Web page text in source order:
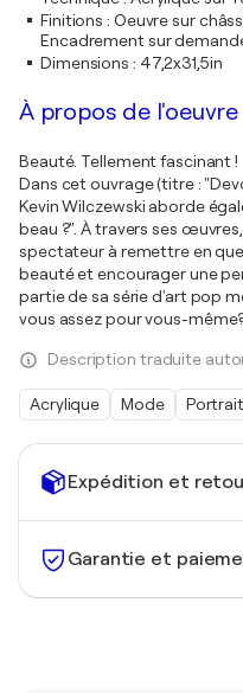
Expédition et
Garantie et
Finitions : Oeuvre sur
Encadrement sur
Dimensions : 47,2x31,5in
À propos de l'oeuvre
Beauté. Tellement fascinant !
Dans cet ouvrage (titre :
Kevin Wilczewski aborde
beau ?". À travers ses
spectateur à remettre en
beauté et encourager une
partie de sa série d'art pop
vous assez pour vous-
Description traduite
Acrylique Mode Portrait